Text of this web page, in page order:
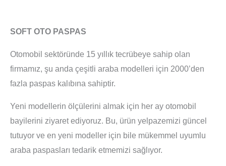
SOFT OTO PASPAS
Otomobil sektöründe 15 yıllık tecrübeye sahip olan
firmamız, şu anda çeşitli araba modelleri için 2000’den
fazla paspas kalıbına sahiptir.
Yeni modellerin ölçülerini almak için her ay otomobil
bayilerini ziyaret ediyoruz. Bu, ürün yelpazemizi güncel
tutuyor ve en yeni modeller için bile mükemmel uyumlu
araba paspasları tedarik etmemizi sağlıyor.